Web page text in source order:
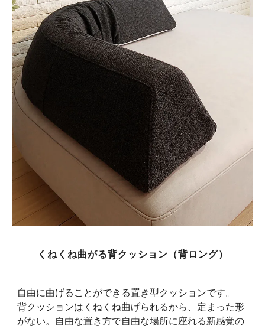
くねくね曲がる背クッション（背ロング）
自由に曲げることができる置き型クッションです。
背クッションはくねくね曲げられるから、定まった形
がない。自由な置き方で自由な場所に座れる新感覚の